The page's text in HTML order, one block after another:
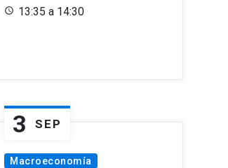
13:35 a 14:30
3 SEP
Macroeconomía